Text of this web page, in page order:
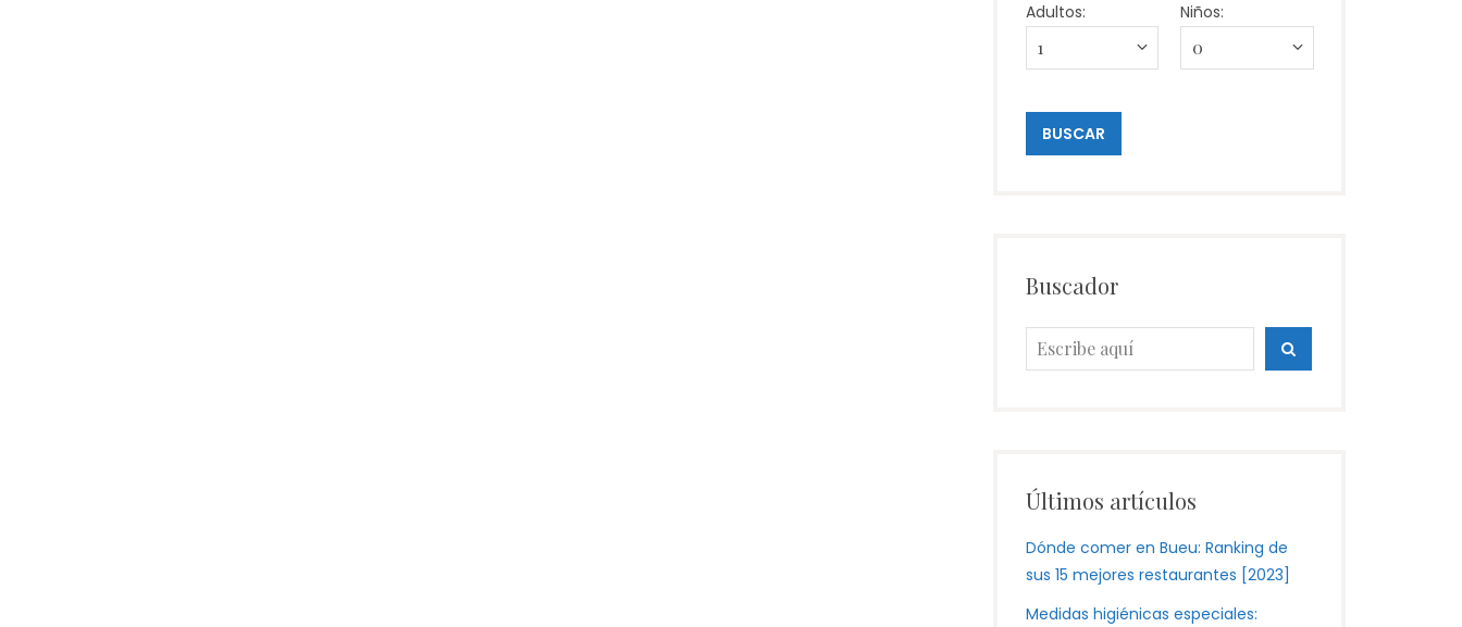
Adultos: Niños:
Buscador
Busca:
Últimos artículos
Dónde comer en Bueu: Ranking de
sus 15 mejores restaurantes [2023]
Medidas higiénicas especiales: